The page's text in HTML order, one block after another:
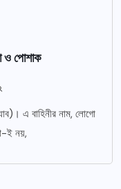
ও পোশাক
এ বাহিনীর নাম, লোগো
ই নয়,